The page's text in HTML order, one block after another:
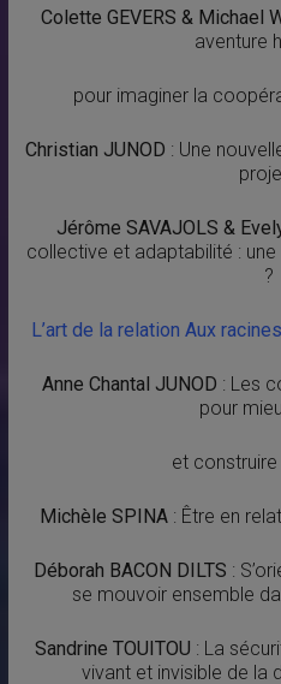
Colette GEVERS & Michael
aventure
pour imaginer la
Christian JUNOD : Une
Jérôme SAVAJOLS &
collective et adaptabilité :
?
L’art de la relation Aux
Anne Chantal JUNOD : Les
pour
et
Michèle SPINA : Être en
Déborah BACON DILTS :
se mouvoir ensemble
Sandrine TOUITOU : La
vivant et invisible de la